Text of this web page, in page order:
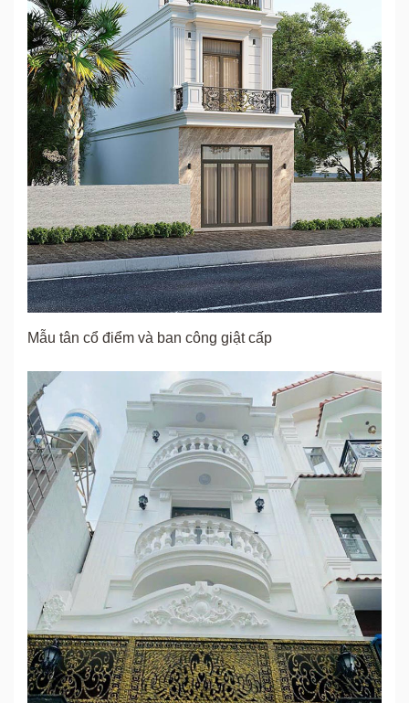
Mẫu tân cổ điểm và ban công giật cấp